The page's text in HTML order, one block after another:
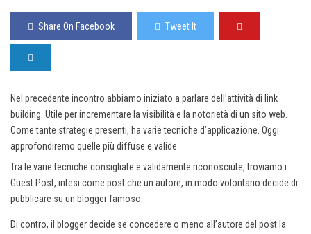
Share On Facebook Tweet It
Nel precedente incontro abbiamo iniziato a parlare dell’attività di link
building. Utile per incrementare la visibilità e la notorietà di un sito web.
Come tante strategie presenti, ha varie tecniche d’applicazione. Oggi
approfondiremo quelle più diffuse e valide.
Tra le varie tecniche consigliate e validamente riconosciute, troviamo i
Guest Post, intesi come post che un autore, in modo volontario decide di
pubblicare su un blogger famoso.
Di contro, il blogger decide se concedere o meno all’autore del post la